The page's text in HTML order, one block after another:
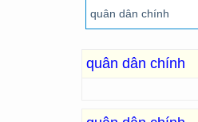
quân dân chính